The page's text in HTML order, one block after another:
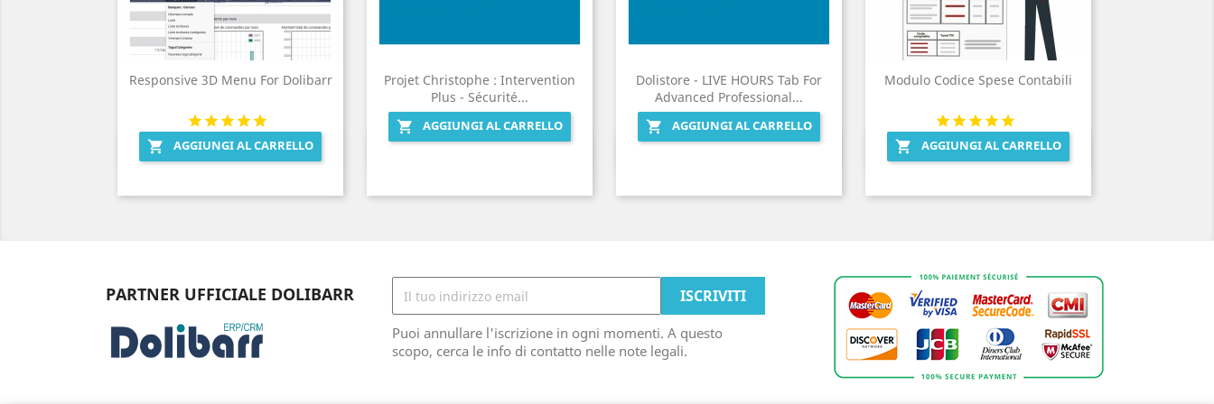
Responsive 3D Menu For Dolibarr
 AGGIUNGI AL CARRELLO
Anteprima
Projet Christophe : Intervention
Plus - Sécurité...

AGGIUNGI AL CARRELLO
Dolistore - LIVE HOURS Tab For
Advanced Professional...

AGGIUNGI AL CARRELLO
Modulo Codice Spese Contabili
 AGGIUNGI AL CARRELLO
Anteprima
PARTNER UFFICIALE DOLIBARR
Puoi annullare l'iscrizione in ogni momenti. A questo
scopo, cerca le info di contatto nelle note legali.